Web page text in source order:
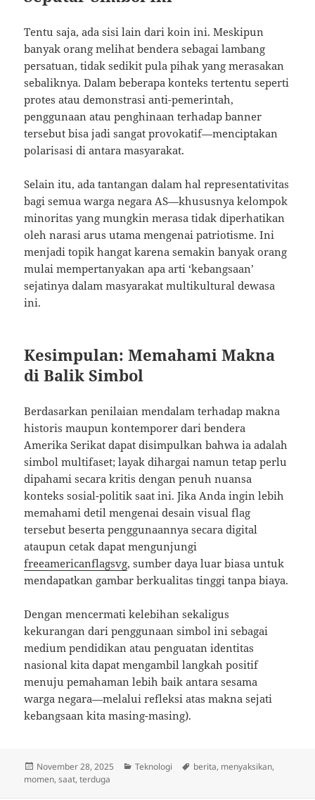
Tentu saja, ada sisi lain dari koin ini. Meskipun
banyak orang melihat bendera sebagai lambang
persatuan, tidak sedikit pula pihak yang merasakan
sebaliknya. Dalam beberapa konteks tertentu seperti
protes atau demonstrasi anti-pemerintah,
penggunaan atau penghinaan terhadap banner
tersebut bisa jadi sangat provokatif—menciptakan
polarisasi di antara masyarakat.
Selain itu, ada tantangan dalam hal representativitas
bagi semua warga negara AS—khususnya kelompok
minoritas yang mungkin merasa tidak diperhatikan
oleh narasi arus utama mengenai patriotisme. Ini
menjadi topik hangat karena semakin banyak orang
mulai mempertanyakan apa arti ‘kebangsaan’
sejatinya dalam masyarakat multikultural dewasa
ini.
Kesimpulan: Memahami Makna
di Balik Simbol
Berdasarkan penilaian mendalam terhadap makna
historis maupun kontemporer dari bendera
Amerika Serikat dapat disimpulkan bahwa ia adalah
simbol multifaset; layak dihargai namun tetap perlu
dipahami secara kritis dengan penuh nuansa
konteks sosial-politik saat ini. Jika Anda ingin lebih
memahami detil mengenai desain visual flag
tersebut beserta penggunaannya secara digital
ataupun cetak dapat mengunjungi
freeamericanflagsvg, sumber daya luar biasa untuk
mendapatkan gambar berkualitas tinggi tanpa biaya.
Dengan mencermati kelebihan sekaligus
kekurangan dari penggunaan simbol ini sebagai
medium pendidikan atau penguatan identitas
nasional kita dapat mengambil langkah positif
menuju pemahaman lebih baik antara sesama
warga negara—melalui refleksi atas makna sejati
kebangsaan kita masing-masing).
Posted
on
November 28, 2025 Categories
Teknologi Tags
berita, menyaksikan,
momen,saat,terduga